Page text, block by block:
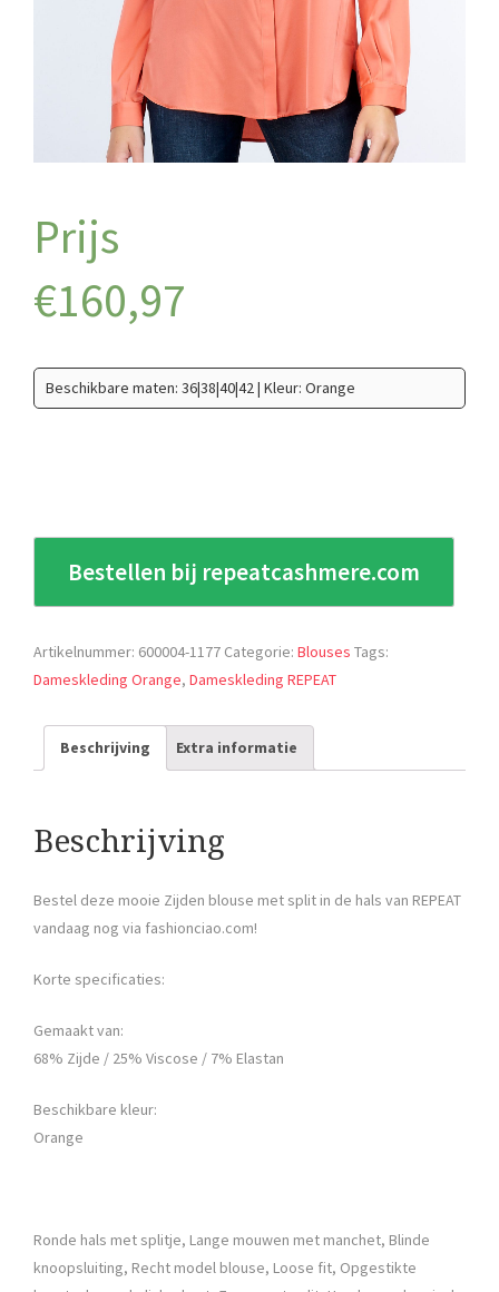
€160,97
Beschikbare maten: 36|38|40|42 | Kleur: Orange
Bestellen bij repeatcashmere.com
Artikelnummer: 600004-1177 Categorie: Blouses Tags:
Dameskleding Orange, Dameskleding REPEAT
Beschrijving Extra informatie
Beschrijving
Bestel deze mooie Zijden blouse met split in de hals van REPEAT
vandaag nog via fashionciao.com!
Korte specificaties:
Gemaakt van:
68% Zijde / 25% Viscose / 7% Elastan
Beschikbare kleur:
Orange
Ronde hals met splitje, Lange mouwen met manchet, Blinde
knoopsluiting, Recht model blouse, Loose fit, Opgestikte